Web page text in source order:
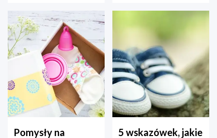
Pomysły na
5 wskazówek, jakie